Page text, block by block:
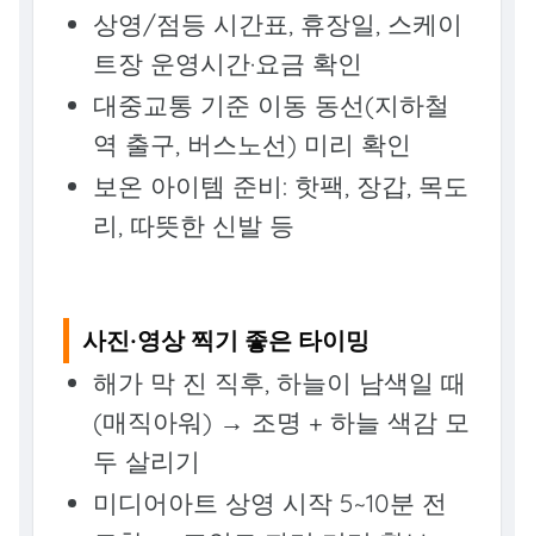
상영/점등 시간표, 휴장일, 스케이
트장 운영시간·요금 확인
대중교통 기준 이동 동선(지하철
역 출구, 버스노선) 미리 확인
보온 아이템 준비: 핫팩, 장갑, 목도
리, 따뜻한 신발 등
사진·영상 찍기 좋은 타이밍
해가 막 진 직후, 하늘이 남색일 때
(매직아워) → 조명 + 하늘 색감 모
두 살리기
미디어아트 상영 시작 5~10분 전